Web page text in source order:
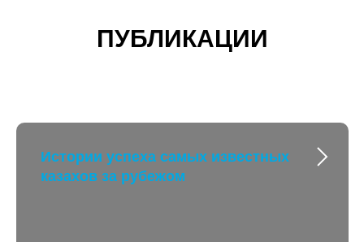
ПУБЛИКАЦИИ
Истории успеха самых известных
казахов за рубежом